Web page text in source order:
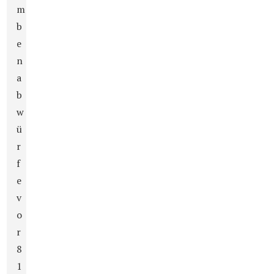
m
b
e
n
a
b
w
ü
r
f
e
v
o
r
8
1